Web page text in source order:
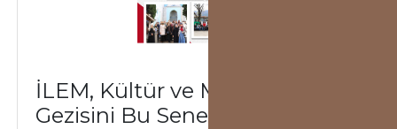
İLEM, Kültür ve Medeniyet
Gezisini Bu Sene Bursa’ya Yaptı